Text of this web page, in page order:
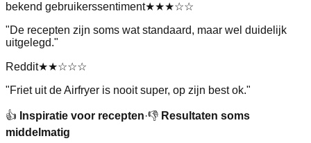
bekend gebruikerssentiment★★★☆☆
"De recepten zijn soms wat standaard, maar wel duidelijk
uitgelegd."
Reddit★★☆☆☆
"Friet uit de Airfryer is nooit super, op zijn best ok."
👍 Inspiratie voor recepten·👎 Resultaten soms
middelmatig